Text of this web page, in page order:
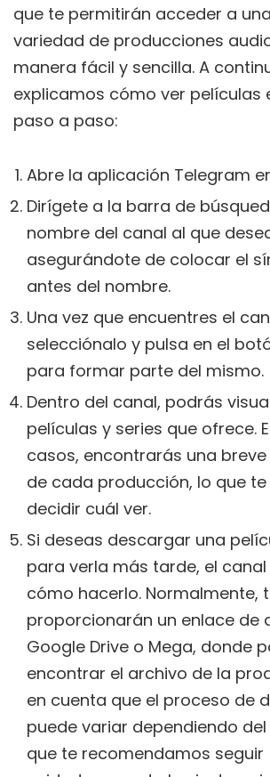
que te permitirán acceder a
variedad de producciones
manera fácil y sencilla. A
explicamos cómo ver películas
paso a paso:
Abre la aplicación Telegram
Dirígete a la barra de
nombre del canal al que
asegurándote de colocar el
antes del nombre.
Una vez que encuentres el
selecciónalo y pulsa en el
para formar parte del mismo.
Dentro del canal, podrás
películas y series que ofrece.
casos, encontrarás una
de cada producción, lo que
decidir cuál ver.
Si deseas descargar una
para verla más tarde, el
cómo hacerlo. Normalmente,
proporcionarán un enlace de
Google Drive o Mega, donde
encontrar el archivo de la
en cuenta que el proceso de
puede variar dependiendo
que te recomendamos seguir